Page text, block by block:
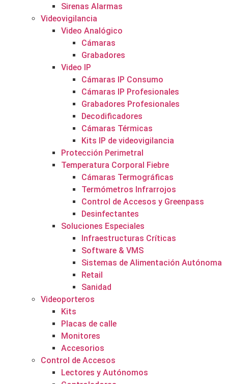
Sirenas Alarmas
Videovigilancia
Video Analógico
Cámaras
Grabadores
Video IP
Cámaras IP Consumo
Cámaras IP Profesionales
Grabadores Profesionales
Decodificadores
Cámaras Térmicas
Kits IP de videovigilancia
Protección Perimetral
Temperatura Corporal Fiebre
Cámaras Termográficas
Termómetros Infrarrojos
Control de Accesos y Greenpass
Desinfectantes
Soluciones Especiales
Infraestructuras Críticas
Software & VMS
Sistemas de Alimentación Autónoma
Retail
Sanidad
Videoporteros
Kits
Placas de calle
Monitores
Accesorios
Control de Accesos
Lectores y Autónomos